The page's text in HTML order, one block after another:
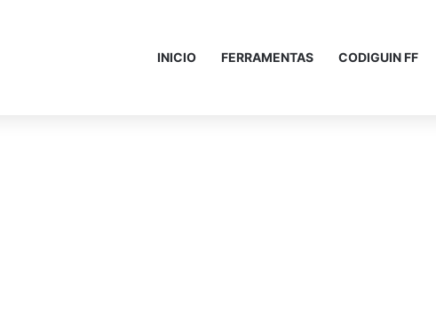
INICIO FERRAMENTAS CODIGUIN FF